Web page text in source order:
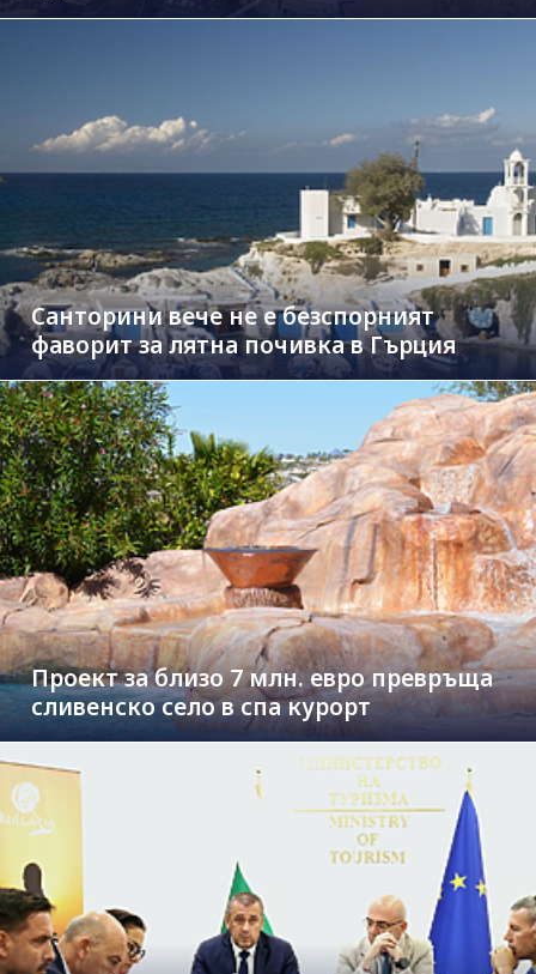
Санторини вече не е безспорният
фаворит за лятна почивка в Гърция
Проект за близо 7 млн. евро превръща
сливенско село в спа курорт